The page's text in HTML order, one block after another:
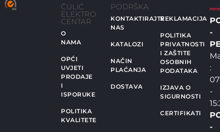
ČULIĆ
ELEKTRO
CENTAR
O
NAMA
OPĆI
UVJETI
PRODAJE
I
ISPORUKE
POLITIKA
KVALITETE
PODRŠKA
KONTAKTIRAJTE
NAS
KATALOZI
NAČIN
PLAĆANJA
DOSTAVA
REKLAMACIJA
POLITIKA
PRIVATNOSTI
I ZAŠTITE
OSOBNIH
PODATAKA
IZJAVA O
SIGURNOSTI
CERTIFIKATI
-
:
-
-